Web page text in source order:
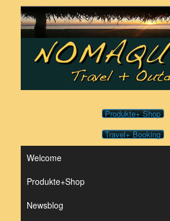
springen
Produkte+ Shop
Travel+ Booking
Welcome
Produkte+Shop
Newsblog